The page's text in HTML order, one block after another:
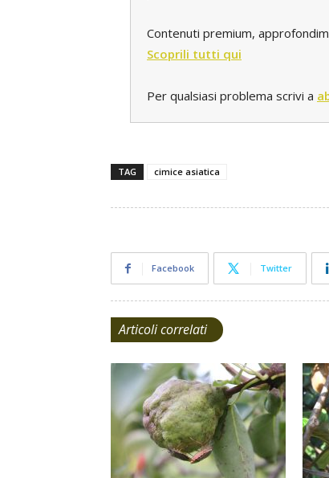
Contenuti premium,
Scoprili tutti qui
Per qualsiasi problema scrivi a
TAG cimice asiatica
Facebook Twitter
Articoli correlati